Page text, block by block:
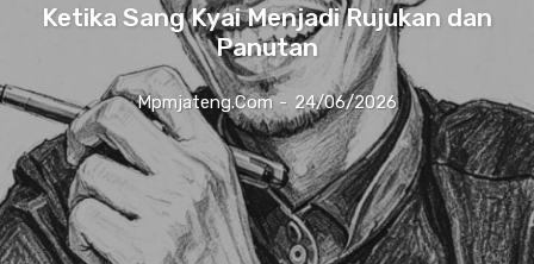
Ketika Sang Kyai Menjadi Rujukan dan
Panutan
Mpmjateng.com - 24/06/2026